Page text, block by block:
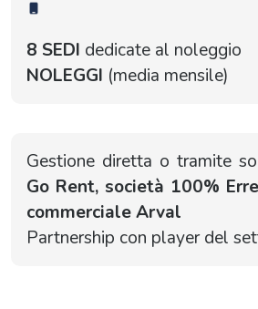
8 SEDI dedicate al noleggio
NOLEGGI (media mensile)
Gestione diretta o tramite
Go Rent, società 100%
commerciale Arval
Partnership con player del